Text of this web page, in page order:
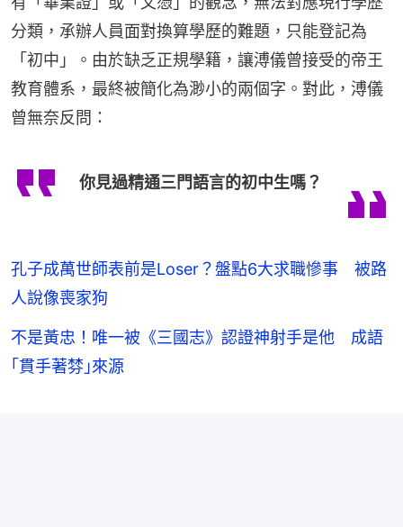
分類，承辦人員面對換算學歷的難題，只能登記為
「初中」。由於缺乏正規學籍，讓溥儀曾接受的帝王
教育體系，最終被簡化為渺小的兩個字。對此，溥儀
曾無奈反問：
你見過精通三門語言的初中生嗎？
孔子成萬世師表前是Loser？盤點6大求職慘事 被路
人說像喪家狗
不是黃忠！唯一被《三國志》認證神射手是他 成語
｢貫手著棼｣來源